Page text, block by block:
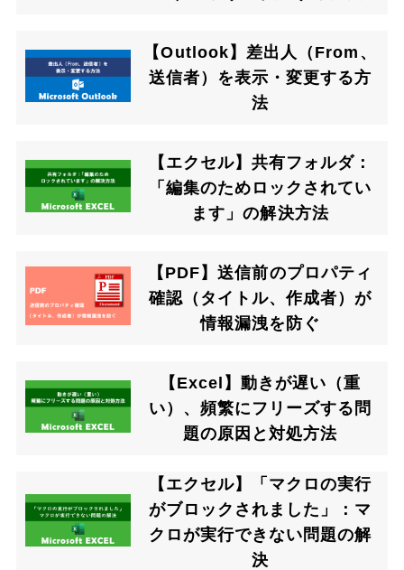
【Outlook】差出人（From、
送信者）を表示・変更する方
法
【エクセル】共有フォルダ：
「編集のためロックされてい
ます」の解決方法
【PDF】送信前のプロパティ
確認（タイトル、作成者）が
情報漏洩を防ぐ
【Excel】動きが遅い（重
い）、頻繁にフリーズする問
題の原因と対処方法
【エクセル】「マクロの実行
がブロックされました」：マ
クロが実行できない問題の解
決